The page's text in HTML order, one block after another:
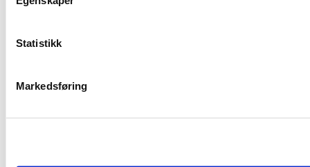
Statistikk
Markedsføring